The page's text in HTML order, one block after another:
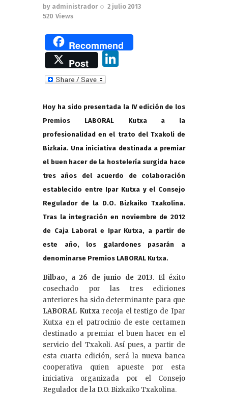
by administrador
2 julio 2013
520 Views
Recommend
Post
e
dI
n
Hoy ha sido presentada la IV edición de los
Premios LABORAL Kutxa a la
profesionalidad en el trato del Txakoli de
Bizkaia. Una iniciativa destinada a premiar
el buen hacer de la hostelería surgida hace
tres años del acuerdo de colaboración
establecido entre Ipar Kutxa y el Consejo
Regulador de la D.O. Bizkaiko Txakolina.
Tras la integración en noviembre de 2012
de Caja Laboral e Ipar Kutxa, a partir de
este año, los galardones pasarán a
denominarse Premios LABORAL Kutxa.
Bilbao, a 26 de junio de 2013. El éxito
cosechado por las tres ediciones
anteriores ha sido determinante para que
LABORAL Kutxarecoja el testigo de Ipar
Kutxa en el patrocinio de este certamen
destinado a premiar el buen hacer en el
servicio del Txakoli. Así pues, a partir de
esta cuarta edición, será la nueva banca
cooperativa quien apueste por esta
iniciativa organizada por el Consejo
Regulador de la D.O. Bizkaiko Txakolina.